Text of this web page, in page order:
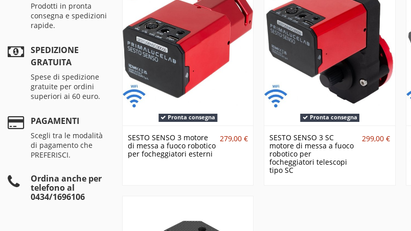
Pronta consegna
SESTO SENSO 3 motore
di messa a fuoco robotico
per focheggiatori esterni
279,00 €
Pronta consegna
SESTO SENSO 3 SC
motore di messa a fuoco
robotico per
focheggiatori telescopi
tipo SC
299,00 €
Prodotti in pronta
consegna e spedizioni
rapide.
SPEDIZIONE
GRATUITA
Spese di spedizione
gratuite per ordini
superiori ai 60 euro.
PAGAMENTI
Scegli tra le modalità
di pagamento che
PREFERISCI.
Ordina anche per
telefono al
0434/1696106